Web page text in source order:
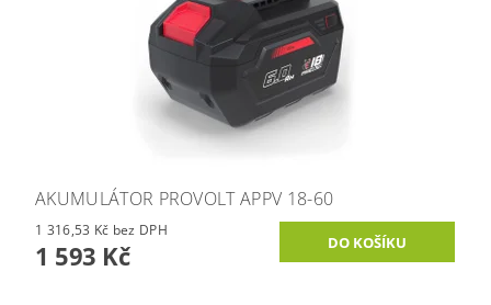
AKUMULÁTOR PROVOLT APPV 18-60
1 316,53 Kč bez DPH
1 593 Kč